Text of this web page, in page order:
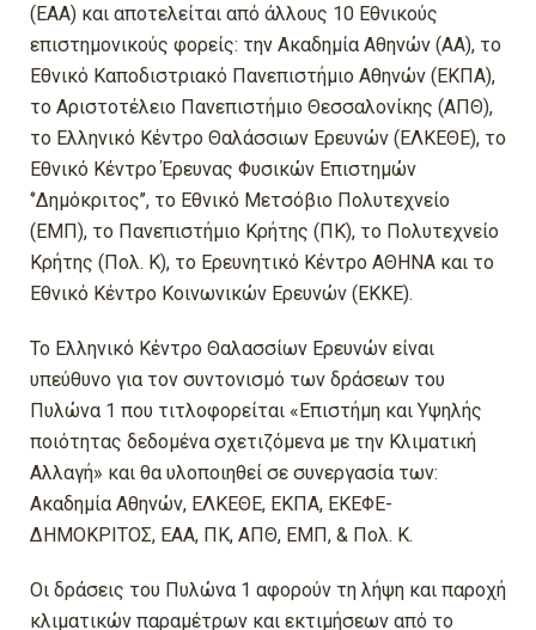
(ΕΑΑ) και αποτελείται από άλλους 10 Εθνικούς
επιστημονικούς φορείς: την Ακαδημία Αθηνών (ΑΑ), το
Εθνικό Καποδιστριακό Πανεπιστήμιο Αθηνών (ΕΚΠΑ),
το Αριστοτέλειο Πανεπιστήμιο Θεσσαλονίκης (ΑΠΘ),
το Ελληνικό Κέντρο Θαλάσσιων Ερευνών (ΕΛΚΕΘΕ), το
Εθνικό Κέντρο Έρευνας Φυσικών Επιστημών
‘’Δημόκριτος’’, το Εθνικό Μετσόβιο Πολυτεχνείο
(ΕΜΠ), το Πανεπιστήμιο Κρήτης (ΠΚ), το Πολυτεχνείο
Κρήτης (Πολ. Κ), το Ερευνητικό Κέντρο ΑΘΗΝΑ και το
Εθνικό Κέντρο Κοινωνικών Ερευνών (ΕΚΚΕ).
Το Ελληνικό Κέντρο Θαλασσίων Ερευνών είναι
υπεύθυνο για τον συντονισμό των δράσεων του
Πυλώνα 1 που τιτλοφορείται «Επιστήμη και Υψηλής
ποιότητας δεδομένα σχετιζόμενα με την Κλιματική
Αλλαγή» και θα υλοποιηθεί σε συνεργασία των:
Ακαδημία Αθηνών, ΕΛΚΕΘΕ, ΕΚΠΑ, ΕΚΕΦΕ-
ΔΗΜΟΚΡΙΤΟΣ, ΕΑΑ, ΠΚ, ΑΠΘ, ΕΜΠ, & Πολ. Κ.
Οι δράσεις του Πυλώνα 1 αφορούν τη λήψη και παροχή
κλιματικών παραμέτρων και εκτιμήσεων από το